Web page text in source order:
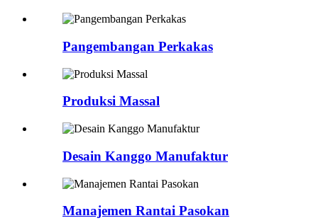
Pangembangan Perkakas
Produksi Massal
Desain Kanggo Manufaktur
Manajemen Rantai Pasokan